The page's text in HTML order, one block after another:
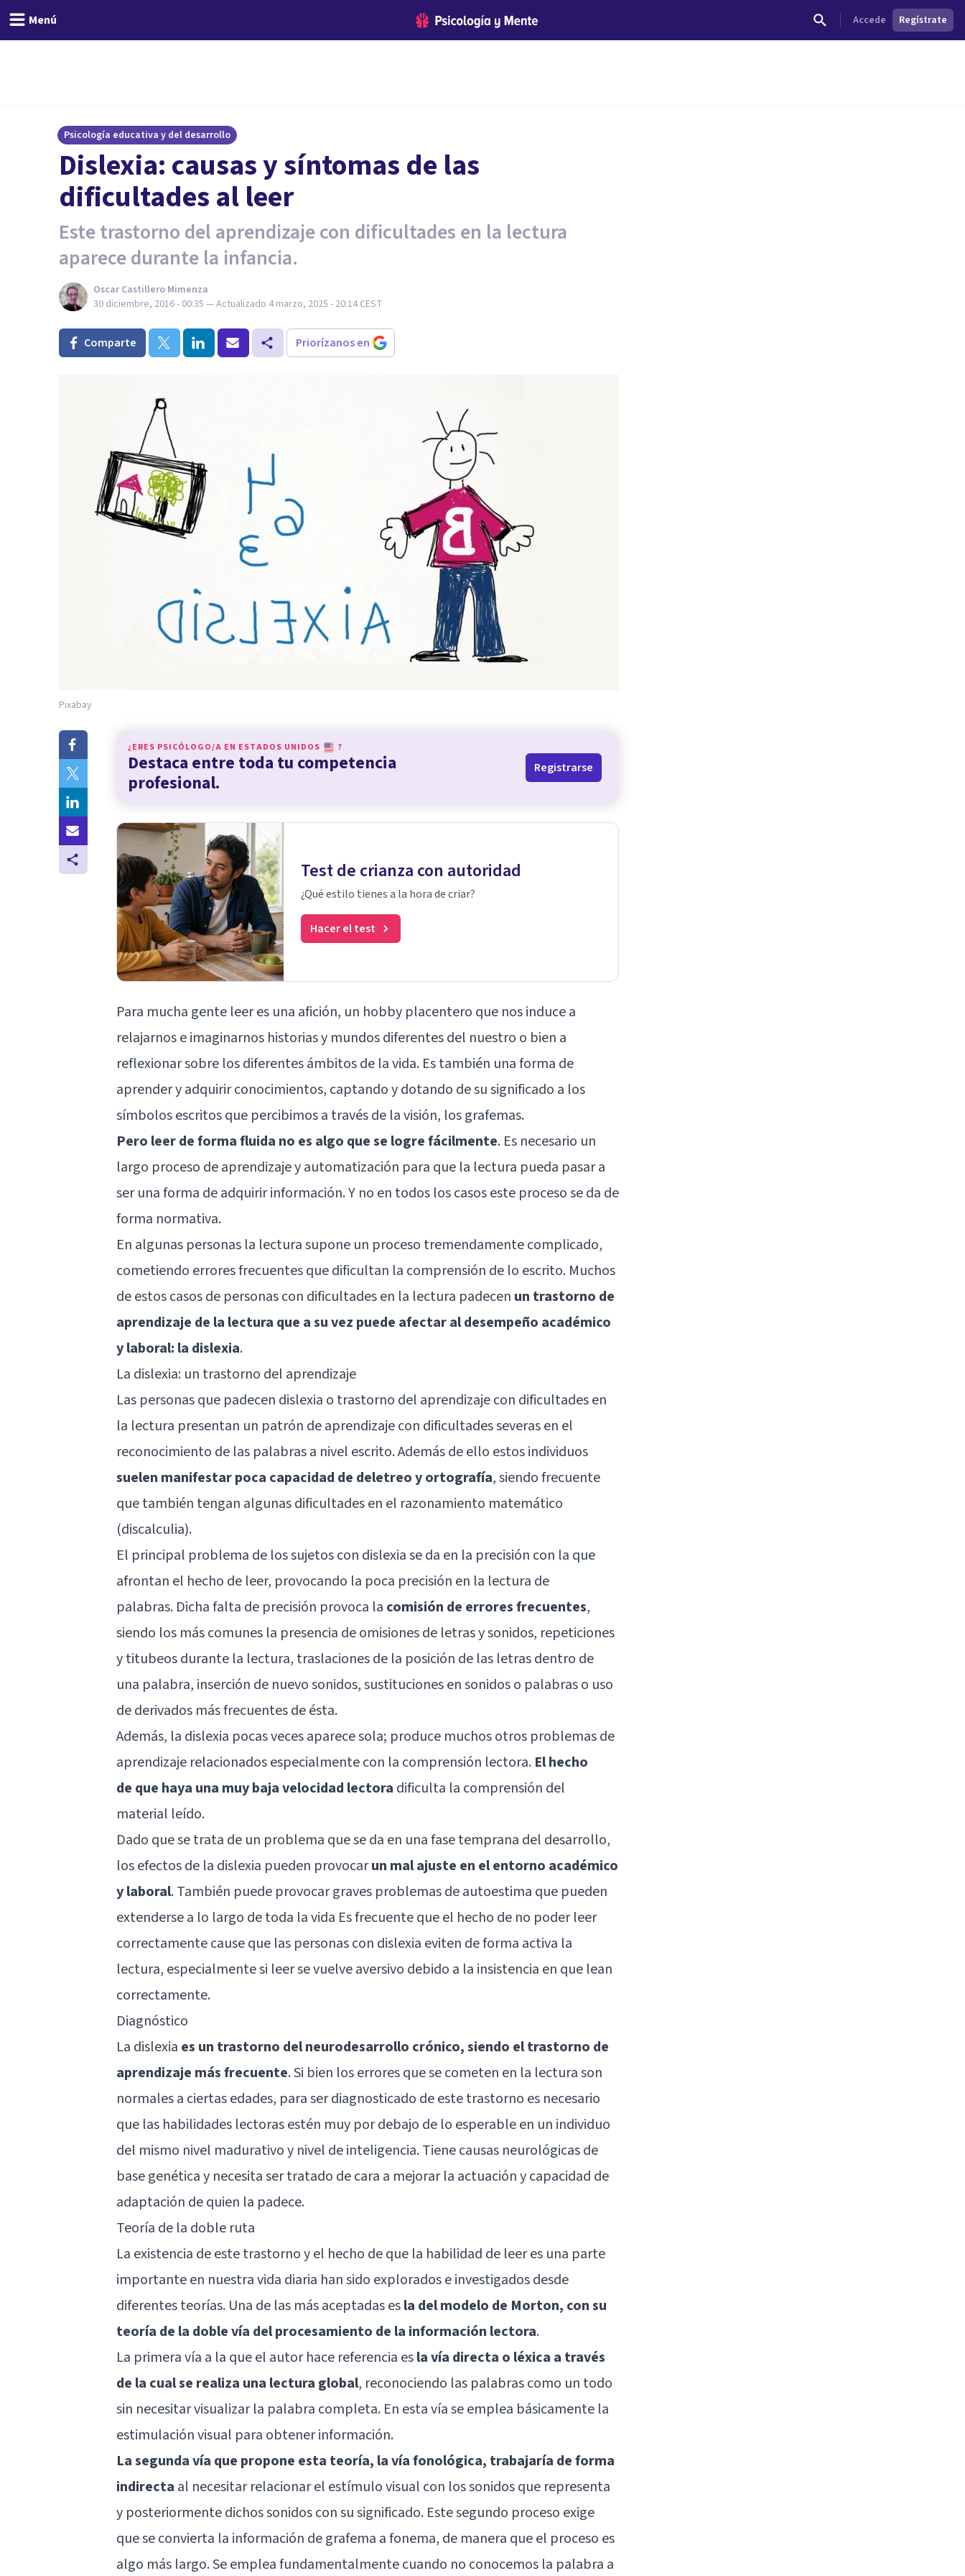
Menú Accede Regístrate
Psicología educativa y del desarrollo
Dislexia: causas y síntomas de las
dificultades al leer
Este trastorno del aprendizaje con dificultades en la lectura
aparece durante la infancia.
Oscar Castillero Mimenza
30 diciembre, 2016 - 00:35 — Actualizado 4 marzo, 2025 - 20:14 CEST
Comparte Priorízanos en
Pixabay
¿ERES PSICÓLOGO/A EN ESTADOS UNIDOS ?
Destaca entre toda tu competencia
profesional.
Registrarse
Test de crianza con autoridad
¿Qué estilo tienes a la hora de criar?
Hacer el test
Para mucha gente leer es una afición, un hobby placentero que nos induce a
relajarnos e imaginarnos historias y mundos diferentes del nuestro o bien a
reflexionar sobre los diferentes ámbitos de la vida. Es también una forma de
aprender y adquirir conocimientos, captando y dotando de su significado a los
símbolos escritos que percibimos a través de la visión, los grafemas.
Pero leer de forma fluida no es algo que se logre fácilmente. Es necesario un
largo proceso de aprendizaje y automatización para que la lectura pueda pasar a
ser una forma de adquirir información. Y no en todos los casos este proceso se da de
forma normativa.
En algunas personas la lectura supone un proceso tremendamente complicado,
cometiendo errores frecuentes que dificultan la comprensión de lo escrito. Muchos
de estos casos de personas con dificultades en la lectura padecen un trastorno de
aprendizaje de la lectura que a su vez puede afectar al desempeño académico
y laboral: la dislexia.
La dislexia: un trastorno del aprendizaje
Las personas que padecen dislexia o trastorno del aprendizaje con dificultades en
la lectura presentan un patrón de aprendizaje con dificultades severas en el
reconocimiento de las palabras a nivel escrito. Además de ello estos individuos
suelen manifestar poca capacidad de deletreo y ortografía, siendo frecuente
que también tengan algunas dificultades en el razonamiento matemático
(discalculia).
El principal problema de los sujetos con dislexia se da en la precisión con la que
afrontan el hecho de leer, provocando la poca precisión en la lectura de
palabras. Dicha falta de precisión provoca la comisión de errores frecuentes,
siendo los más comunes la presencia de omisiones de letras y sonidos, repeticiones
y titubeos durante la lectura, traslaciones de la posición de las letras dentro de
una palabra, inserción de nuevo sonidos, sustituciones en sonidos o palabras o uso
de derivados más frecuentes de ésta.
Además, la dislexia pocas veces aparece sola; produce muchos otros problemas de
aprendizaje relacionados especialmente con la comprensión lectora. El hecho
de que haya una muy baja velocidad lectora dificulta la comprensión del
material leído.
Dado que se trata de un problema que se da en una fase temprana del desarrollo,
los efectos de la dislexia pueden provocarun mal ajuste en el entorno académico
y laboral. También puede provocar graves problemas deautoestima que pueden
extenderse a lo largo de toda la vida Es frecuente que el hecho de no poder leer
correctamente cause que las personas con dislexia eviten de forma activa la
lectura, especialmente si leer se vuelve aversivo debido a la insistencia en que lean
correctamente.
Diagnóstico
La dislexia es un trastorno del neurodesarrollo crónico, siendo el trastorno de
aprendizaje más frecuente. Si bien los errores que se cometen en la lectura son
normales a ciertas edades, para ser diagnosticado de este trastorno es necesario
que las habilidades lectoras estén muy por debajo de lo esperable en un individuo
del mismo nivel madurativo y nivel de inteligencia. Tiene causas neurológicas de
base genética y necesita ser tratado de cara a mejorar la actuación y capacidad de
adaptación de quien la padece.
Teoría de la doble ruta
La existencia de este trastorno y el hecho de que la habilidad de leer es una parte
importante en nuestra vida diaria han sido explorados e investigados desde
diferentes teorías. Una de las más aceptadas esla del modelo de Morton, con su
teoría de la doble vía del procesamiento de la información lectora.
La primera vía a la que el autor hace referencia esla vía directa o léxica a través
de la cual se realiza una lectura global, reconociendo las palabras como un todo
sin necesitar visualizar la palabra completa. En esta vía se emplea básicamente la
estimulación visual para obtener información.
La segunda vía que propone esta teoría, la vía fonológica, trabajaría de forma
indirecta al necesitar relacionar el estímulo visual con los sonidos que representa
y posteriormente dichos sonidos con su significado. Este segundo proceso exige
que se convierta la información de grafema a fonema, de manera que el proceso es
algo más largo. Se emplea fundamentalmente cuando no conocemos la palabra a